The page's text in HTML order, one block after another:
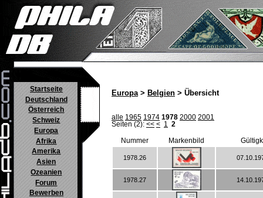
Startseite
Deutschland
Österreich
Schweiz
Europa
Afrika
Amerika
Asien
Ozeanien
Forum
Bewerben
Europa> Belgien > Übersicht
alle 1965 1974 1978 2000 2001
Seiten (2): << < 1 2
Nummer Markenbild
1978.26
1978.27